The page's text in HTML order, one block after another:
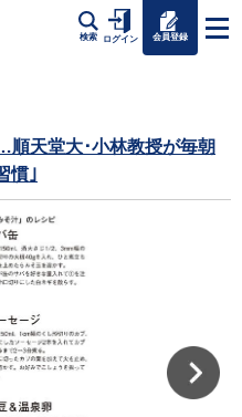
検索 ログイン 会員登録
天堂大･小林教授が毎朝
慣｣